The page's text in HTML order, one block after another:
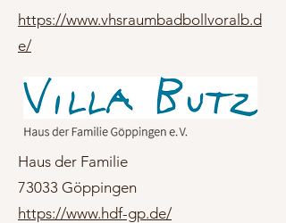
https://www.vhsraumbadbollvoralb.d
e/
Haus der Familie
73033 Göppingen
https://www.hdf-gp.de/